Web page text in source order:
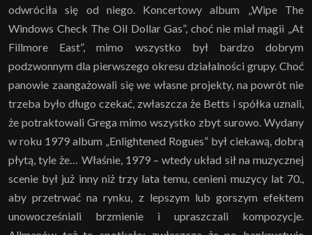
odwróciła się od niego. Koncertowy album „Wipe The
Windows Check The Oil Dollar Gas”, choć nie miał magii „At
Fillmore East”, mimo wszystko był bardzo dobrym
podzwonnym dla pierwszego okresu działalności grupy. Choć
panowie zaangażowali się we własne projekty, na powrót nie
trzeba było długo czekać, zwłaszcza że Betts i spółka uznali,
że potraktowali Grega mimo wszystko zbyt surowo. Wydany
w roku 1979 album „Enlightened Rogues” był ciekawą, dobrą
płytą, tyle że… Właśnie, 1979 – wtedy układ sił na muzycznej
scenie był już inny niż trzy lata temu, cenieni muzycy lat 70.,
aby przetrwać na rynku, z lepszym lub gorszym efektem
unowocześniali brzmienie i upraszczali kompozycje.